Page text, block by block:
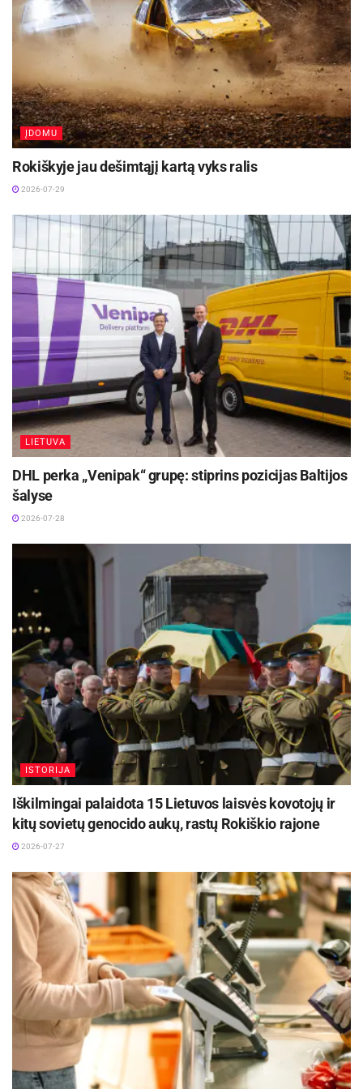
Žymos: Infrastruktūra Keliai
ĮDOMU
Rokiškyje jau dešimtąjį kartą vyks ralis
2026-07-29
LIETUVA
DHL perka „Venipak“ grupę: stiprins pozicijas Baltijos
šalyse
2026-07-28
ISTORIJA
Iškilmingai palaidota 15 Lietuvos laisvės kovotojų ir
kitų sovietų genocido aukų, rastų Rokiškio rajone
2026-07-27